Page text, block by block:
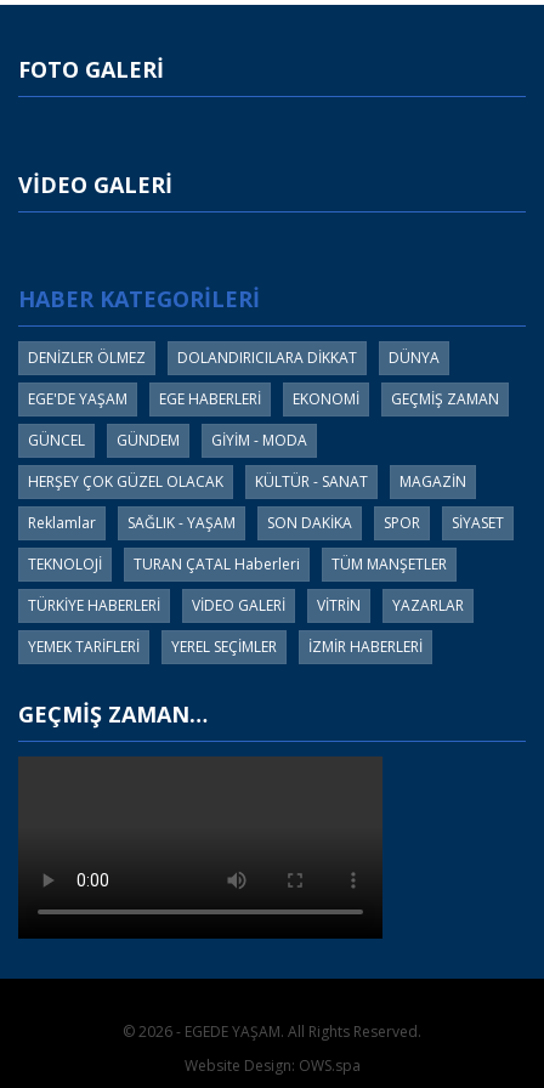
FOTO GALERİ
VİDEO GALERİ
HABER KATEGORİLERİ
DENİZLER ÖLMEZ DOLANDIRICILARA DİKKAT
DÜNYA
EGE'DE YAŞAM
EGE HABERLERİ EKONOMİ
GEÇMİŞ ZAMAN
GÜNCEL
GÜNDEM
GİYİM - MODA
HERŞEY ÇOK GÜZEL OLACAK
KÜLTÜR - SANAT
MAGAZİN
Reklamlar
SAĞLIK - YAŞAM SON DAKİKA SPOR
SİYASET
TEKNOLOJİ
TURAN ÇATAL Haberleri
TÜM MANŞETLER
TÜRKİYE HABERLERİ
VİDEO GALERİ VİTRİN
YAZARLAR
YEMEK TARİFLERİ
YEREL SEÇİMLER İZMİR HABERLERİ
GEÇMİŞ ZAMAN…
© 2026 - EGEDE YAŞAM. All Rights Reserved.
Website Design: OWS.spa